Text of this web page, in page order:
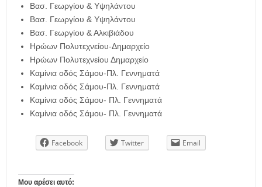
Βασ. Γεωργίου & Υψηλάντου
Βασ. Γεωργίου & Υψηλάντου
Βασ. Γεωργίου & Αλκιβιάδου
Ηρώων Πολυτεχνείου-Δημαρχείο
Ηρώων Πολυτεχνείου Δημαρχείο
Καμίνια οδός Σάμου-Πλ. Γεννηματά
Καμίνια οδός Σάμου-Πλ. Γεννηματά
Καμίνια οδός Σάμου- Πλ. Γεννηματά
Καμίνια οδός Σάμου- Πλ. Γεννηματά
Facebook Twitter Email
Μου αρέσει αυτό: